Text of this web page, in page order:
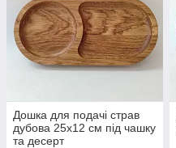
Дошка для подачі страв
дубова 25х12 см під чашку
та десерт